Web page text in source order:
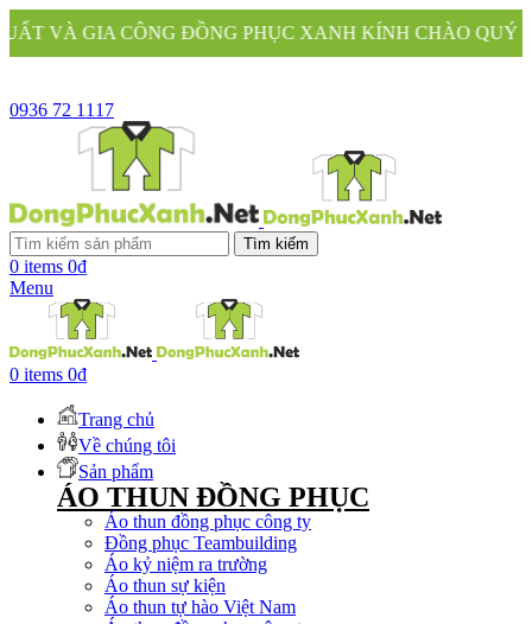
PHỤC XANH KÍNH CHÀO QUÝ KHÁCH
0936 72 1117
Tìm kiếm
0 items 0₫
Menu
0 items 0₫
Trang chủ
Về chúng tôi
Sản phẩm
ÁO THUN ĐỒNG PHỤC
Áo thun đồng phục công ty
Đồng phục Teambuilding
Áo kỷ niệm ra trường
Áo thun sự kiện
Áo thun tự hào Việt Nam